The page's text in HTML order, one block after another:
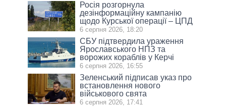
Росія розгорнула
дезінформаційну кампанію
щодо Курської операції – ЦПД
6 серпня 2026, 18:20
СБУ підтвердила ураження
Ярославського НПЗ та
ворожих кораблів у Керчі
6 серпня 2026, 16:55
Зеленський підписав указ про
встановлення нового
військового свята
6 серпня 2026, 17:41